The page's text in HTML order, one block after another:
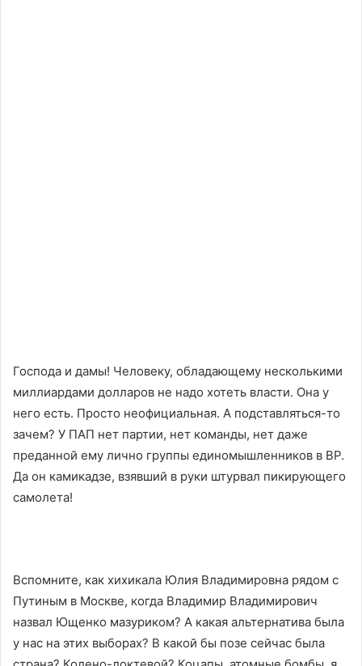
Господа и дамы! Человеку, обладающему несколькими
миллиардами долларов не надо хотеть власти. Она у
него есть. Просто неофициальная. А подставляться-то
зачем? У ПАП нет партии, нет команды, нет даже
преданной ему лично группы единомышленников в ВР.
Да он камикадзе, взявший в руки штурвал пикирующего
самолета!
Вспомните, как хихикала Юлия Владимировна рядом с
Путиным в Москве, когда Владимир Владимирович
назвал Ющенко мазуриком? А какая альтернатива была
у нас на этих выборах? В какой бы позе сейчас была